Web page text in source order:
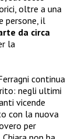
oltre a una
persone, il
da circa
la
continua
negli ultimi
vicende
con la nuova
per